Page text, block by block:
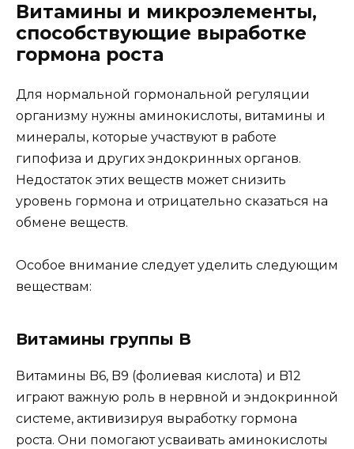
Витамины и микроэлементы,
способствующие выработке
гормона роста
Для нормальной гормональной регуляции
организму нужны аминокислоты, витамины и
минералы, которые участвуют в работе
гипофиза и других эндокринных органов.
Недостаток этих веществ может снизить
уровень гормона и отрицательно сказаться на
обмене веществ.
Особое внимание следует уделить следующим
веществам:
Витамины группы B
Витамины B6, B9 (фолиевая кислота) и B12
играют важную роль в нервной и эндокринной
системе, активизируя выработку гормона
роста. Они помогают усваивать аминокислоты